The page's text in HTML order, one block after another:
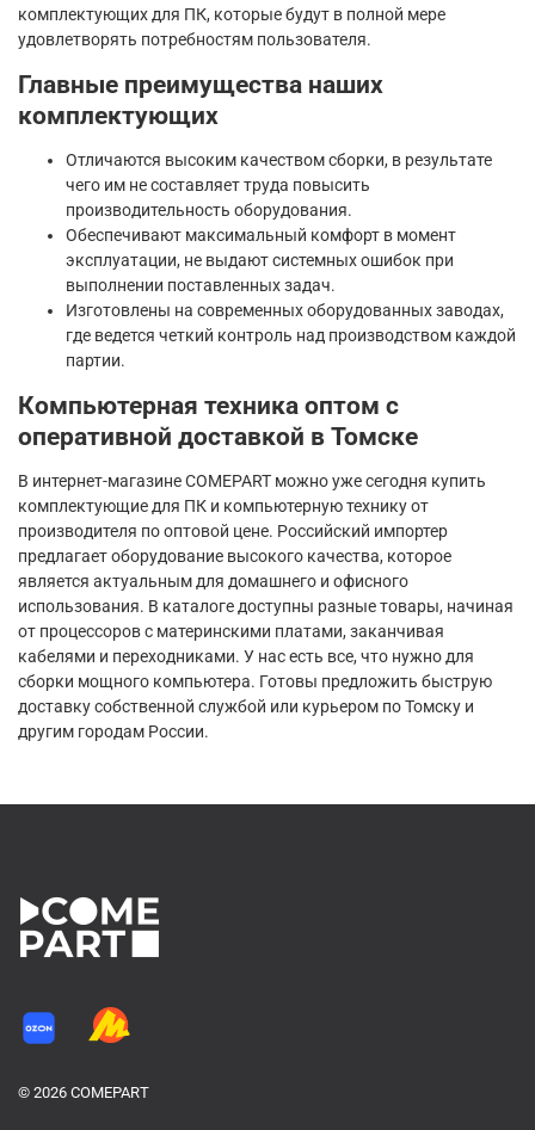
комплектующих для ПК, которые будут в полной мере
удовлетворять потребностям пользователя.
Главные преимущества наших
комплектующих
Отличаются высоким качеством сборки, в результате
чего им не составляет труда повысить
производительность оборудования.
Обеспечивают максимальный комфорт в момент
эксплуатации, не выдают системных ошибок при
выполнении поставленных задач.
Изготовлены на современных оборудованных заводах,
где ведется четкий контроль над производством каждой
партии.
Компьютерная техника оптом с
оперативной доставкой в Томске
В интернет-магазине COMEPART можно уже сегодня купить
комплектующие для ПК и компьютерную технику от
производителя по оптовой цене. Российский импортер
предлагает оборудование высокого качества, которое
является актуальным для домашнего и офисного
использования. В каталоге доступны разные товары, начиная
от процессоров с материнскими платами, заканчивая
кабелями и переходниками. У нас есть все, что нужно для
сборки мощного компьютера. Готовы предложить быструю
доставку собственной службой или курьером по Томску и
другим городам России.
© 2026 COMEPART